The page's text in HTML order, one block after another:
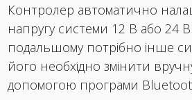
Контролер автоматично
напругу системи 12 В або 24
подальшому потрібно інше
його необхідно змінити
допомогою програми